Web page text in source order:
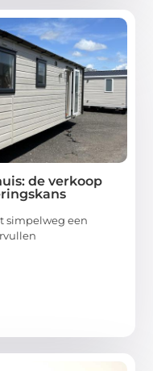
de verkoop
simpelweg een